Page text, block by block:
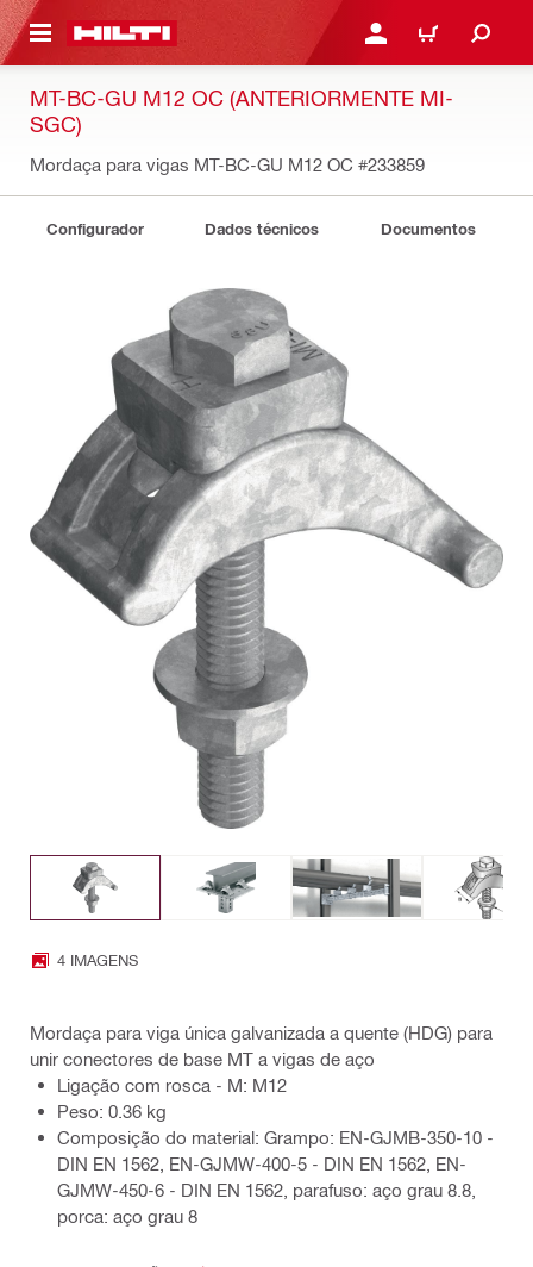
CONTENT ENTRAR OU REGISTAR
CARRINHO
MT-BC-GU M12 OC (ANTERIORMENTE MI-
SGC)
Mordaça para vigas MT-BC-GU M12 OC #233859
Configurador Dados técnicos Documentos
4 IMAGENS
Mordaça para viga única galvanizada a quente (HDG) para
unir conectores de base MT a vigas de aço
Ligação com rosca - M: M12
Peso: 0.36 kg
Composição do material: Grampo: EN-GJMB-350-10 -
DIN EN 1562, EN-GJMW-400-5 - DIN EN 1562, EN-
GJMW-450-6 - DIN EN 1562, parafuso: aço grau 8.8,
porca: aço grau 8